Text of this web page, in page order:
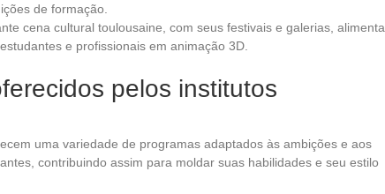
de formação.
cena cultural toulousaine, com seus festivais e galerias, alimenta
e profissionais em animação 3D.
pelos institutos
uma variedade de programas adaptados às ambições e aos
contribuindo assim para moldar suas habilidades e seu estilo